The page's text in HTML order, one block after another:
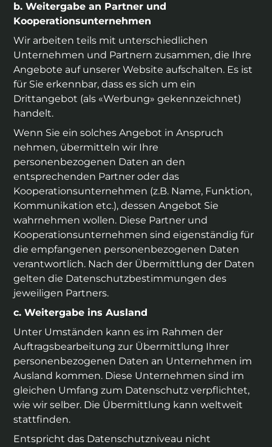
b. Weitergabe an Partner und
Kooperationsunternehmen
Wir arbeiten teils mit unterschiedlichen
Unternehmen und Partnern zusammen, die Ihre
Angebote auf unserer Website aufschalten. Es ist
für Sie erkennbar, dass es sich um ein
Drittangebot (als «Werbung» gekennzeichnet)
handelt.
Wenn Sie ein solches Angebot in Anspruch
nehmen, übermitteln wir Ihre
personenbezogenen Daten an den
entsprechenden Partner oder das
Kooperationsunternehmen (z.B. Name, Funktion,
Kommunikation etc.), dessen Angebot Sie
wahrnehmen wollen. Diese Partner und
Kooperationsunternehmen sind eigenständig für
die empfangenen personenbezogenen Daten
verantwortlich. Nach der Übermittlung der Daten
gelten die Datenschutzbestimmungen des
jeweiligen Partners.
c. Weitergabe ins Ausland
Unter Umständen kann es im Rahmen der
Auftragsbearbeitung zur Übermittlung Ihrer
personenbezogenen Daten an Unternehmen im
Ausland kommen. Diese Unternehmen sind im
gleichen Umfang zum Datenschutz verpflichtet,
wie wir selber. Die Übermittlung kann weltweit
stattfinden.
Entspricht das Datenschutzniveau nicht